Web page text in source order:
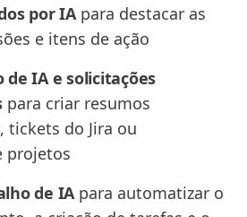
por IApara destacar as
e itens de ação
de IA e solicitações
para criar resumos
tickets do Jira ou
projetos
de IA para automatizar o